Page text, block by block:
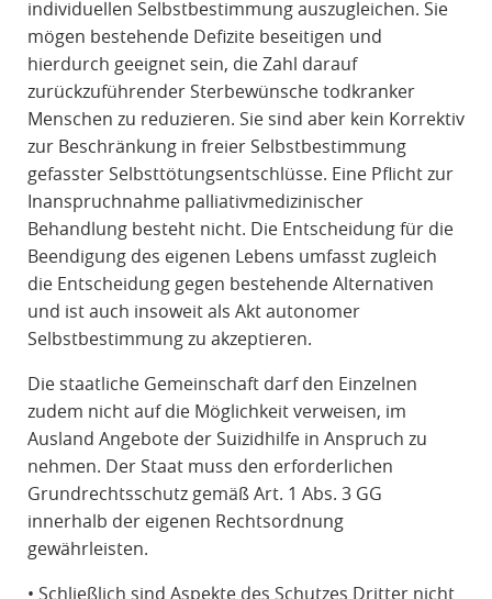
individuellen Selbstbestimmung auszugleichen. Sie
mögen bestehende Defizite beseitigen und
hierdurch geeignet sein, die Zahl darauf
zurückzuführender Sterbewünsche todkranker
Menschen zu reduzieren. Sie sind aber kein Korrektiv
zur Beschränkung in freier Selbstbestimmung
gefasster Selbsttötungsentschlüsse. Eine Pflicht zur
Inanspruchnahme palliativmedizinischer
Behandlung besteht nicht. Die Entscheidung für die
Beendigung des eigenen Lebens umfasst zugleich
die Entscheidung gegen bestehende Alternativen
und ist auch insoweit als Akt autonomer
Selbstbestimmung zu akzeptieren.
Die staatliche Gemeinschaft darf den Einzelnen
zudem nicht auf die Möglichkeit verweisen, im
Ausland Angebote der Suizidhilfe in Anspruch zu
nehmen. Der Staat muss den erforderlichen
Grundrechtsschutz gemäß Art. 1 Abs. 3 GG
innerhalb der eigenen Rechtsordnung
gewährleisten.
• Schließlich sind Aspekte des Schutzes Dritter nicht